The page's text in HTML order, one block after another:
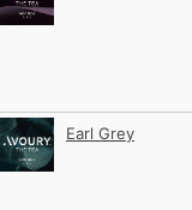
Earl Grey